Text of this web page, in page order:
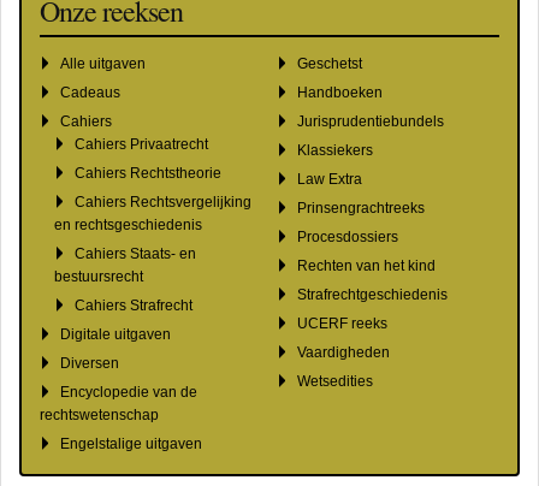
Onze reeksen
Alle uitgaven
Cadeaus
Cahiers
Cahiers Privaatrecht
Cahiers Rechtstheorie
Cahiers Rechtsvergelijking
en rechtsgeschiedenis
Cahiers Staats- en
bestuursrecht
Cahiers Strafrecht
Digitale uitgaven
Diversen
Encyclopedie van de
rechtswetenschap
Engelstalige uitgaven
Geschetst
Handboeken
Jurisprudentiebundels
Klassiekers
Law Extra
Prinsengrachtreeks
Procesdossiers
Rechten van het kind
Strafrechtgeschiedenis
UCERF reeks
Vaardigheden
Wetsedities